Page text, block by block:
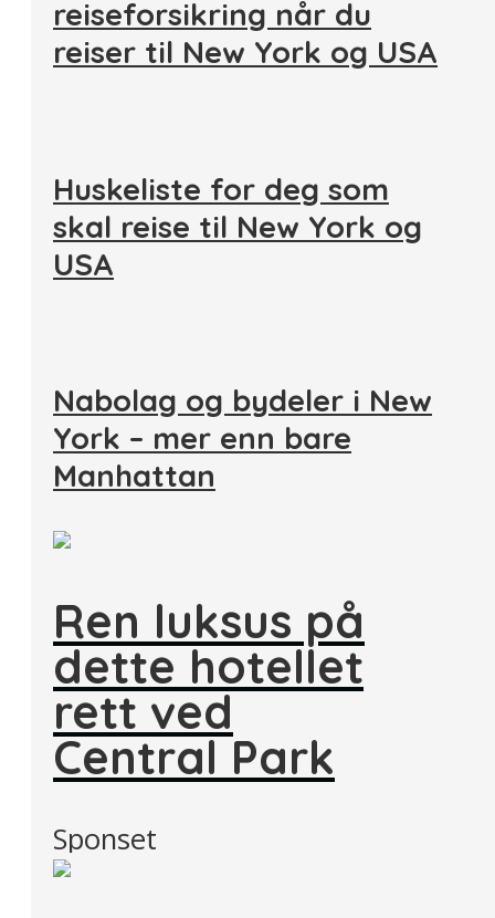
reiseforsikring når du
reiser til New York og USA
Huskeliste for deg som
skal reise til New York og
USA
Nabolag og bydeler i New
York – mer enn bare
Manhattan
Ren luksus på
dette hotellet
rett ved
Central Park
Sponset